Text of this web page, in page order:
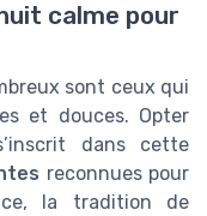
calme pour
sont ceux qui
et douces. Opter
dans cette
reconnues pour
la tradition de